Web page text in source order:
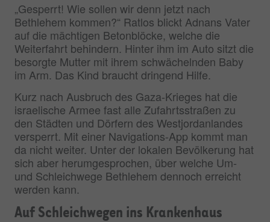
„Gesperrt! Wie sollen wir denn jetzt nach
Bethlehem kommen?“ Ratlos blickt Adnans Vater
auf die mächtigen Betonblöcke, welche die
Weiterfahrt behindern. Hinter ihm im Auto sitzt die
besorgte Mutter mit ihrem schwächelnden Baby
im Arm. Das Kind braucht dringend Hilfe.
Kurz nach Ausbruch des Gaza-Krieges hat die
israelische Armee fast alle Zufahrtsstraßen zu
den Städten und Dörfern des Westjordanlandes
versperrt. Mit einer Navigations-App kommt man
da nicht weiter. Unter der lokalen Bevölkerung hat
sich aber herumgesprochen, über welche Um-
und Schleichwege Bethlehem dennoch erreicht
werden kann.
Auf Schleichwegen ins Krankenhaus